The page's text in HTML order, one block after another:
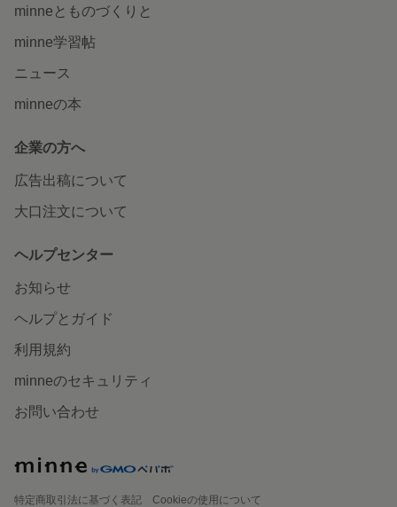
minneとものづくりと
minne学習帖
ニュース
minneの本
企業の方へ
広告出稿について
大口注文について
ヘルプセンター
お知らせ
ヘルプとガイド
利用規約
minneのセキュリティ
お問い合わせ
特定商取引法に基づく表記
Cookieの使用について